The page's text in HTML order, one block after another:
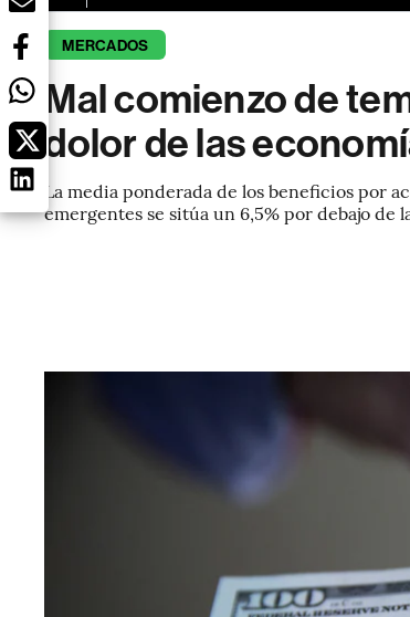
MERCADOS
Mal comienzo de
dolor de las
La media ponderada de los beneficios por
emergentes se sitúa un 6,5% por debajo de